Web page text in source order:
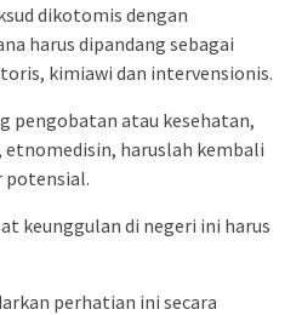
dikotomis dengan
harus dipandang sebagai
kimiawi dan intervensionis.
pengobatan atau kesehatan,
haruslah kembali
potensial.
keunggulan di negeri ini harus
perhatian ini secara